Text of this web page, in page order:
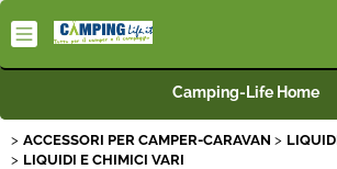
Camping-Life Home
Articoli per Camper e
ACCESSORI PER CAMPER-CARAVAN
LIQUIDI E CHIMICI VARI